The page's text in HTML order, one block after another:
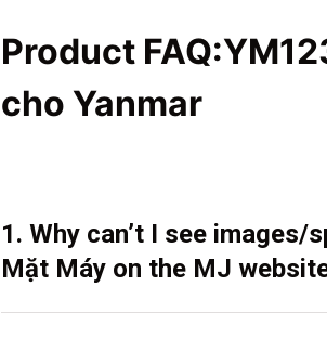
Product
cho Yanmar
1. Why can’t I see
Mặt Máy on the MJ